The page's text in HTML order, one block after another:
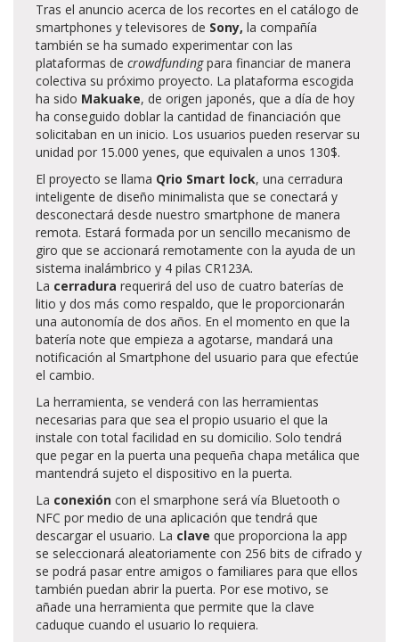
Tras el anuncio acerca de los recortes en el catálogo de
smartphones y televisores de Sony, la compañía
también se ha sumado experimentar con las
plataformas de crowdfundingpara financiar de manera
colectiva su próximo proyecto. La plataforma escogida
ha sido Makuake, de origen japonés, que a día de hoy
ha conseguido doblar la cantidad de financiación que
solicitaban en un inicio. Los usuarios pueden reservar su
unidad por 15.000 yenes, que equivalen a unos 130$.
El proyecto se llama Qrio Smart lock, una cerradura
inteligente de diseño minimalista que se conectará y
desconectará desde nuestro smartphone de manera
remota. Estará formada por un sencillo mecanismo de
giro que se accionará remotamente con la ayuda de un
sistema inalámbrico y 4 pilas CR123A.
La cerradura requerirá del uso de cuatro baterías de
litio y dos más como respaldo, que le proporcionarán
una autonomía de dos años. En el momento en que la
batería note que empieza a agotarse, mandará una
notificación al Smartphone del usuario para que efectúe
el cambio.
La herramienta, se venderá con las herramientas
necesarias para que sea el propio usuario el que la
instale con total facilidad en su domicilio. Solo tendrá
que pegar en la puerta una pequeña chapa metálica que
mantendrá sujeto el dispositivo en la puerta.
La conexión con el smarphone será vía Bluetooth o
NFC por medio de una aplicación que tendrá que
descargar el usuario. La clave que proporciona la app
se seleccionará aleatoriamente con 256 bits de cifrado y
se podrá pasar entre amigos o familiares para que ellos
también puedan abrir la puerta. Por ese motivo, se
añade una herramienta que permite que la clave
caduque cuando el usuario lo requiera.